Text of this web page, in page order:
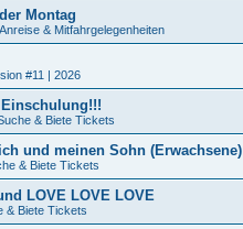
Montag
Anreise & Mitfahrgelegenheiten
#11 | 2026
& Biete Tickets
und meinen Sohn (Erwachsene)
& Biete Tickets
LOVE LOVE LOVE
& Biete Tickets